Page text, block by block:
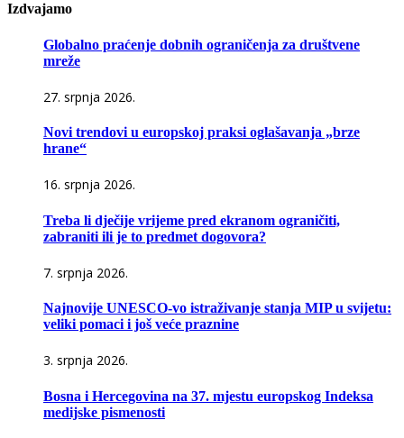
Izdvajamo
Globalno praćenje dobnih ograničenja za društvene
mreže
27. srpnja 2026.
Novi trendovi u europskoj praksi oglašavanja „brze
hrane“
16. srpnja 2026.
Treba li dječije vrijeme pred ekranom ograničiti,
zabraniti ili je to predmet dogovora?
7. srpnja 2026.
Najnovije UNESCO-vo istraživanje stanja MIP u svijetu:
veliki pomaci i još veće praznine
3. srpnja 2026.
Bosna i Hercegovina na 37. mjestu europskog Indeksa
medijske pismenosti